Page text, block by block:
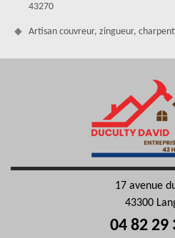
43270
Artisan couvreur, zingueur,
17 avenue
43300
04 82 29